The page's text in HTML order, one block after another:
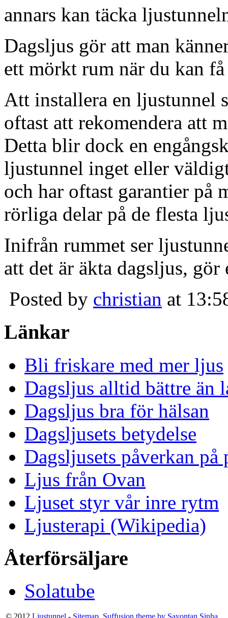
annars kan täcka
Dagsljus gör att man
ett mörkt rum när du kan
Att installera en ljustunnel
oftast att rekomendera att
Detta blir dock en
ljustunnel inget eller
och har oftast garantier på
rörliga delar på de flesta
Inifrån rummet ser
att det är äkta dagsljus,
Posted by christian at
Länkar
Bli friskare med mer ljus
Dagsljus alltid bättre än
Dagsljus bra för hälsan
Dagsljusets betydelse
Dagsljusets påverkan på
Ljus från Ovan
Ljuset styr vår inre rytm
Ljusterapi (Wikipedia)
Återförsäljare
Solatube